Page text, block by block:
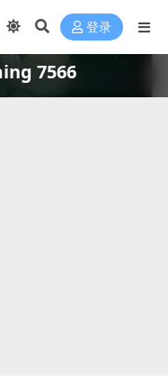
登录
7566